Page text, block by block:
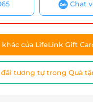
Chat
khác của LifeLink Gift
đãi tương tự trong Quà